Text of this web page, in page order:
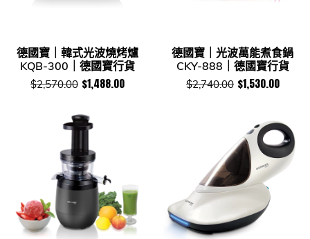
德國寶｜韓式光波燒烤爐
KQB-300｜德國寶行貨
$2,570.00 $1,488.00
德國寶｜光波萬能煮食鍋
CKY-888｜德國寶行貨
$2,740.00 $1,530.00